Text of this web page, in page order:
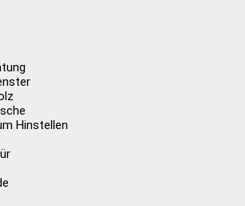
Hinstellen